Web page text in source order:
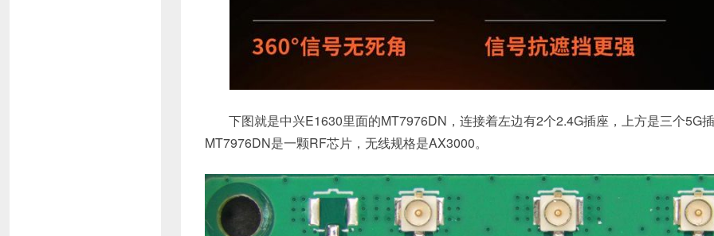
下图就是中兴E1630里面的MT7976DN，连接着左边有2个2.4G插座，上方是三个5G
MT7976DN是一颗RF芯片，无线规格是AX3000。